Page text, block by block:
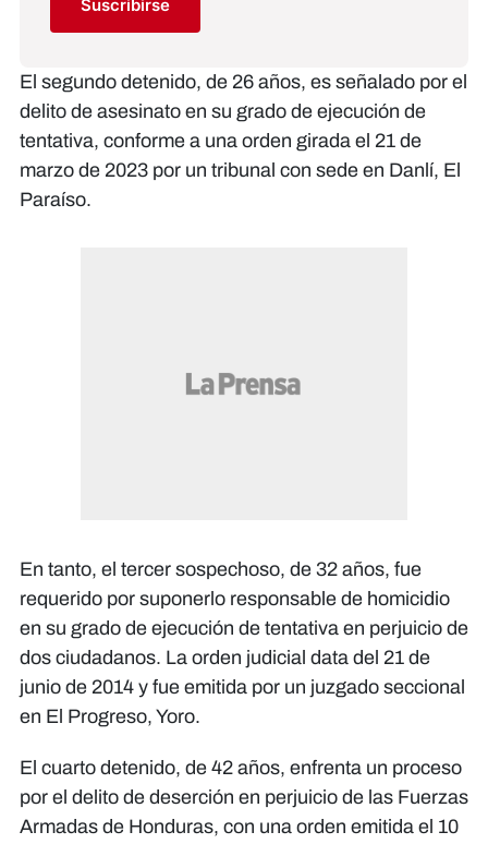
Suscribirse
El segundo detenido, de 26 años, es señalado por el
delito de asesinato en su grado de ejecución de
tentativa, conforme a una orden girada el 21 de
marzo de 2023 por un tribunal con sede en Danlí, El
Paraíso.
En tanto, el tercer sospechoso, de 32 años, fue
requerido por suponerlo responsable de homicidio
en su grado de ejecución de tentativa en perjuicio de
dos ciudadanos. La orden judicial data del 21 de
junio de 2014 y fue emitida por un juzgado seccional
en El Progreso, Yoro.
El cuarto detenido, de 42 años, enfrenta un proceso
por el delito de deserción en perjuicio de las Fuerzas
Armadas de Honduras, con una orden emitida el 10